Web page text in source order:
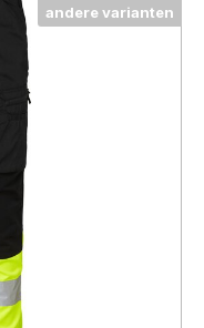
andere varianten